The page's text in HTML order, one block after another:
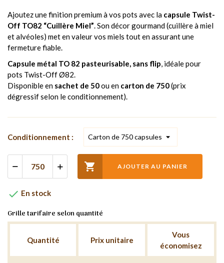
Ajoutez une finition premium à vos pots avec la capsule Twist-
Off TO82 “Cuillère Miel”. Son décor gourmand (cuillère à miel
et alvéoles) met en valeur vos miels tout en assurant une
fermeture fiable.
Capsule métal TO 82 pasteurisable, sans flip, idéale pour
pots Twist-Off Ø82.
Disponible en sachet de 50ou en carton de 750(prix
dégressif selon le conditionnement).
Conditionnement :
 AJOUTER AU PANIER
 En stock
Grille tarifaire selon quantité
Quantité Prix unitaire
Vous
économisez